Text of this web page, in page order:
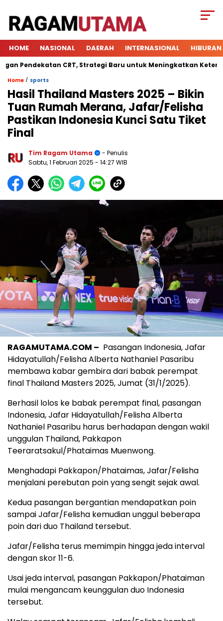
HOME NASIONAL DAERAH INTERNASIONAL HIBURAN
Pendekatan CRT, Strategi Baru untuk Meningkatkan
Home / sports
Hasil Thailand Masters 2025 – Bikin
Tuan Rumah Merana, Jafar/Felisha
Pastikan Indonesia Kunci Satu Tiket
Final
Tim Ragam Utama
- Penulis
Sabtu, 1 Februari 2025 - 14:27 WIB
RAGAMUTAMA.COM – Pasangan Indonesia, Jafar
Hidayatullah/Felisha Alberta Nathaniel Pasaribu
membawa kabar gembira dari babak perempat
final Thailand Masters 2025, Jumat (31/1/2025).
Berhasil lolos ke babak perempat final, pasangan
Indonesia, Jafar Hidayatullah/Felisha Alberta
Nathaniel Pasaribu harus berhadapan dengan wakil
unggulan Thailand, Pakkapon
Teeraratsakul/Phataimas Muenwong.
Menghadapi Pakkapon/Phataimas, Jafar/Felisha
menjalani perebutan poin yang sengit sejak awal.
Kedua pasangan bergantian mendapatkan poin
sampai Jafar/Felisha kemudian unggul beberapa
poin dari duo Thailand tersebut.
Jafar/Felisha terus memimpin hingga jeda interval
dengan skor 11-6.
Usai jeda interval, pasangan Pakkapon/Phataiman
mulai mengancam keunggulan duo Indonesia
tersebut.